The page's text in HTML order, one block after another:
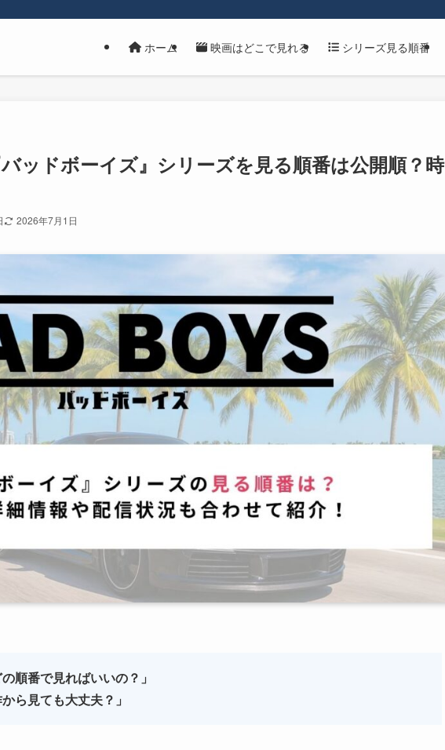
ホーム 映画はどこで見れる シリーズ見る順番
バッドボーイズ』シリーズを見る順番は公開順？時
2026年7月1日
順番で見ればいいの？」
ら見ても大丈夫？」